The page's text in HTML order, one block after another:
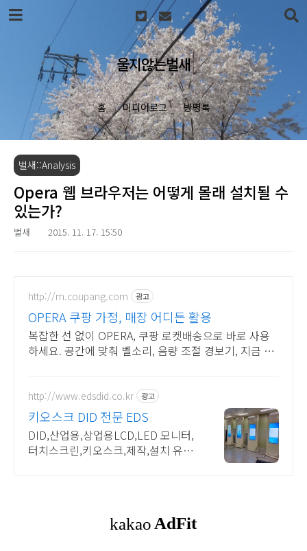
본문 바로가기
울지않는벌새
홈 미디어로그 방명록
벌새::Analysis
Opera 웹 브라우저는 어떻게 몰래 설치될 수
있는가?
벌새 2015. 11. 17. 15:50
http://m.coupang.com 광고
OPERA 쿠팡 가정, 매장 어디든 활용
복잡한 선 없이 OPERA, 쿠팡 로켓배송으로 바로 사용
하세요. 공간에 맞춰 벨소리, 음량 조절 경보기, 지금 쿠
http://www.edsdid.co.kr 광고
키오스크 DID 전문 EDS
DID,산업용,상업용LCD,LED 모니터,
터치스크린,키오스크,제작,설치 유지